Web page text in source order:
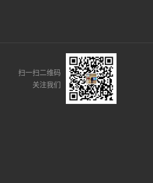
扫一扫二维码
关注我们